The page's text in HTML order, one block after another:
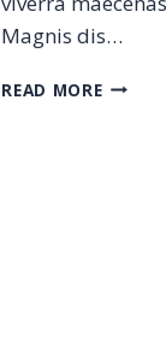
Magnis dis…
READ MORESAMPLE